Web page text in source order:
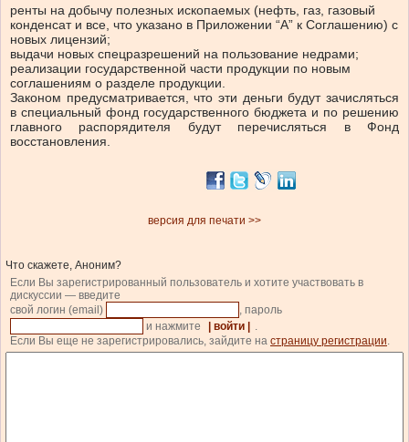
ренты на добычу полезных ископаемых (нефть, газ, газовый
конденсат и все, что указано в Приложении “А” к Соглашению) с
новых лицензий;
выдачи новых спецразрешений на пользование недрами;
реализации государственной части продукции по новым
соглашениям о разделе продукции.
Законом предусматривается, что эти деньги будут зачисляться
в специальный фонд государственного бюджета и по решению
главного распорядителя будут перечисляться в Фонд
восстановления.
версия для печати >>
Что скажете, Аноним?
Если Вы зарегистрированный пользователь и хотите участвовать в
дискуссии — введите
свой логин (email)
, пароль
и нажмите
| войти |
.
Если Вы еще не зарегистрировались, зайдите на страницу регистрации.